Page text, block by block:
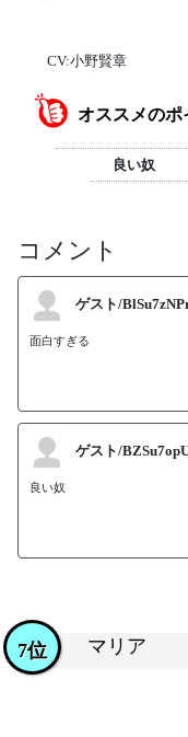
CV:小野賢章
オススメのポ
良い奴
コメント
ゲスト/
面白すぎる
ゲスト/
良い奴
マリア
7位